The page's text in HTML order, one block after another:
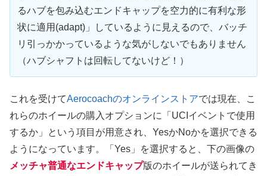
るハブを包み込むエンドキャップを空力的に有利な形
状に適用(adapt)」しているように見えるので、バッチ
リ引っかかっているような気がしないでもありません
（ハブシャフトは回転してないけど！）
これを受けてAerocoachのオンラインストアでは現在、こ
れらのホイールの購入オプションに「UCIイベントで使用
するか」という項目が用意され、YesかNoかを選択できる
ようになっています。「Yes」を選択すると、下の画像の
メッチャ普通なエンドキャップ版のホイールが送られてき